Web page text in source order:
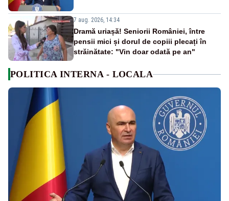
7 aug. 2026, 14:34
Dramă uriașă! Seniorii României, între
pensii mici și dorul de copiii plecați în
străinătate: "Vin doar odată pe an"
POLITICA INTERNA - LOCALA